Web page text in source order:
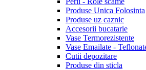
Produse Unica Folosinta
Produse uz caznic
Accesorii bucatarie
Vase Termorezistente
Vase Emailate -
Cutii depozitare
Produse din sticla